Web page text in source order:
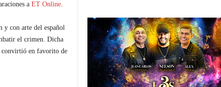
a ET Online.
y con arte del español
el crimen. Dicha
convirtió en favorito de